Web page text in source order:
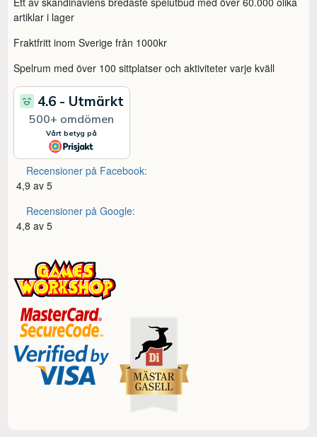
artiklar i lager
Fraktfritt inom Sverige från 1000kr
Spelrum med över 100 sittplatser och aktiviteter varje kväll
Recensioner på Facebook:
4,9 av 5
Recensioner på Google:
4,8 av 5